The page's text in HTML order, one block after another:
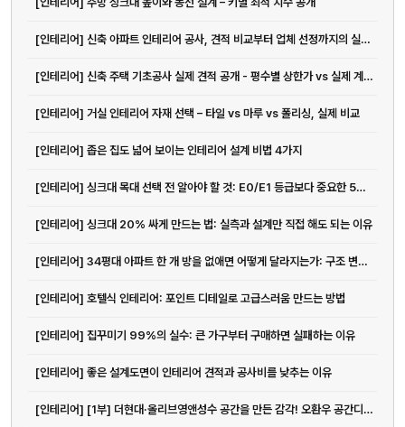
[인테리어] 신축 아파트 인테리어 공사, 견적 비교부터 업체 선정까지의 실전 가이드
[인테리어] 신축 주택 기초공사 실제 견적 공개 - 평수별 상한가 vs 실제 계약가 비교분석
[인테리어] 거실 인테리어 자재 선택 – 타일 vs 마루 vs 폴리싱, 실제 비교
[인테리어] 좁은 집도 넓어 보이는 인테리어 설계 비법 4가지
[인테리어] 싱크대 목대 선택 전 알아야 할 것: E0/E1 등급보다 중요한 5가지
[인테리어] 싱크대 20% 싸게 만드는 법: 실측과 설계만 직접 해도 되는 이유
[인테리어] 34평대 아파트 한 개 방을 없애면 어떻게 달라지는가: 구조 변경의 정석
[인테리어] 호텔식 인테리어: 포인트 디테일로 고급스러움 만드는 방법
[인테리어] 집꾸미기 99%의 실수: 큰 가구부터 구매하면 실패하는 이유
[인테리어] 좋은 설계도면이 인테리어 견적과 공사비를 낮추는 이유
[인테리어] [1부] 더현대·올리브영앤성수 공간을 만든 감각! 오환우 공간디자이...